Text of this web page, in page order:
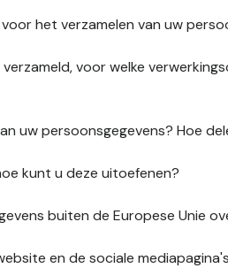
het verzamelen van uw
voor welke
uw persoonsgegevens? Hoe
kunt u deze uitoefenen?
buiten de Europese Unie
en de sociale